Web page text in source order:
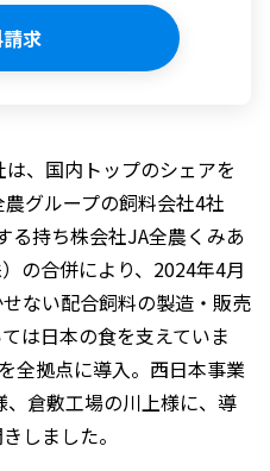
求
、国内トップのシェアを
グループの飼料会社4社
る持ち株会社JA全農くみあ
の合併により、2024年4月
ない配合飼料の製造・販売
は日本の食を支えていま
全拠点に導入。西日本事業
倉敷工場の川上様に、導
しました。